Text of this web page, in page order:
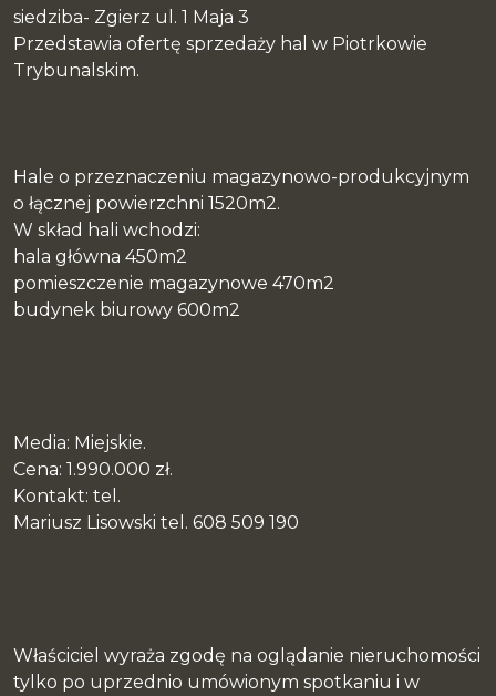
siedziba- Zgierz ul. 1 Maja 3
Przedstawia ofertę sprzedaży hal w Piotrkowie
Trybunalskim.
Hale o przeznaczeniu magazynowo-produkcyjnym
o łącznej powierzchni 1520m2.
W skład hali wchodzi:
hala główna 450m2
pomieszczenie magazynowe 470m2
budynek biurowy 600m2
Media: Miejskie.
Cena: 1.990.000 zł.
Kontakt: tel.
Mariusz Lisowski tel. 608 509 190
Właściciel wyraża zgodę na oglądanie nieruchomości
tylko po uprzednio umówionym spotkaniu i w